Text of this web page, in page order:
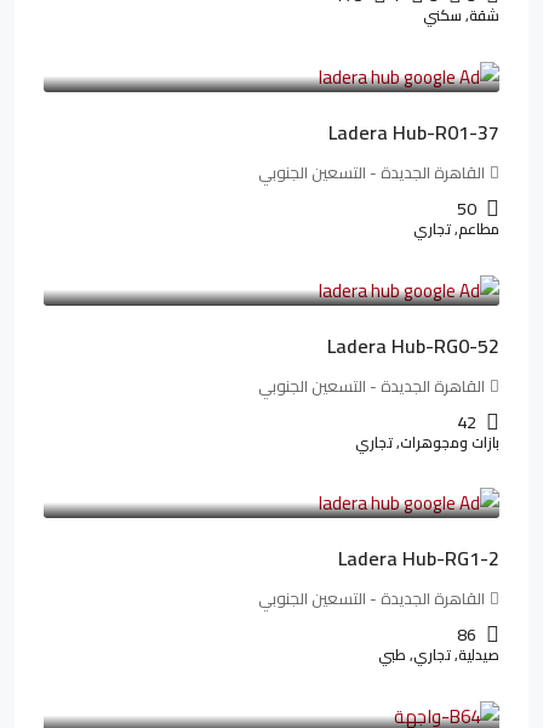
شقة, سكني
Ladera Hub-R01-37
القاهرة الجديدة - التسعين الجنوبي
50
مطاعم, تجاري
Ladera Hub-RG0-52
القاهرة الجديدة - التسعين الجنوبي
42
بازات ومجوهرات, تجاري
Ladera Hub-RG1-2
القاهرة الجديدة - التسعين الجنوبي
86
صيدلية, تجاري, طبي